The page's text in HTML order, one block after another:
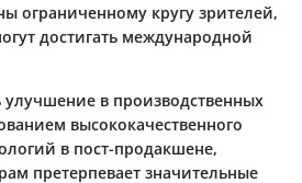
ограниченному кругу зрителей,
достигать международной
улучшение в производственных
высококачественного
в пост-продакшене,
претерпевает значительные